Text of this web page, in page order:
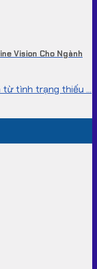
Vision Cho Ngành
từ tình trạng thiếu ...